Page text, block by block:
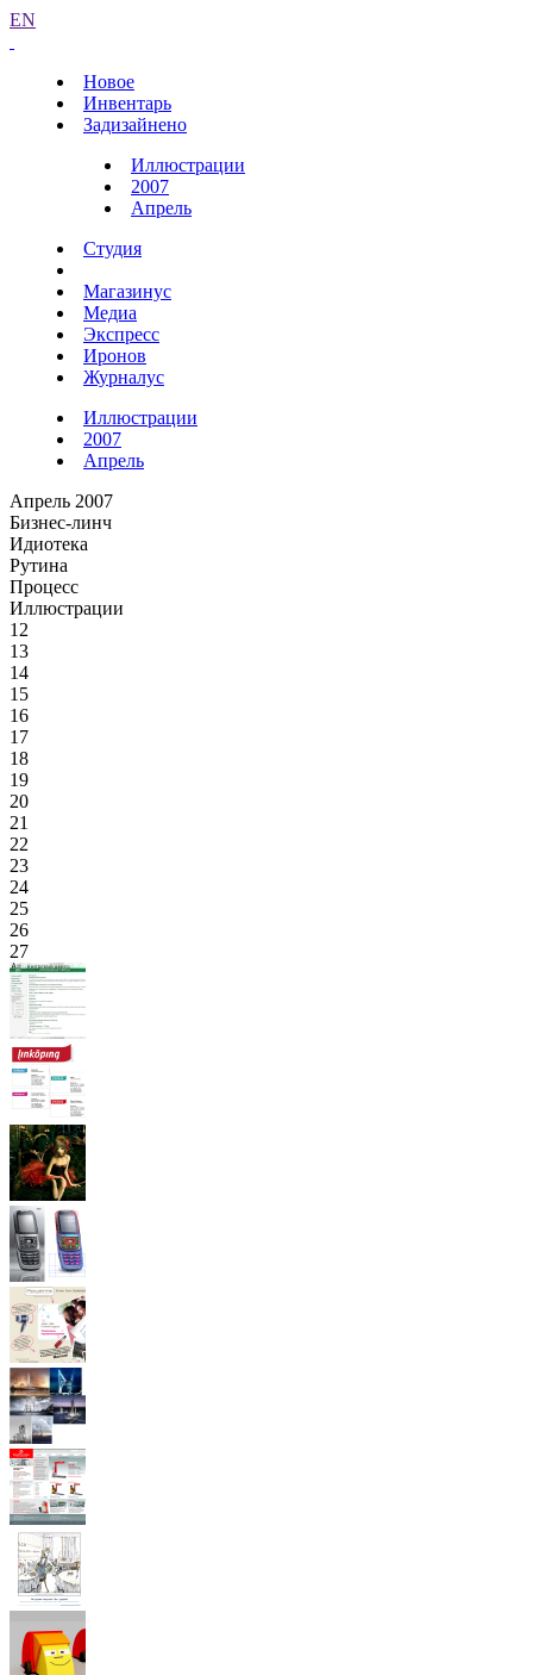
EN
Новое
Инвентарь
Задизайнено
Иллюстрации
2007
Апрель
Студия
Магазинус
Медиа
Экспресс
Иронов
Журналус
Иллюстрации
2007
Апрель
Апрель 2007
Бизнес-линч
Идиотека
Рутина
Процесс
Иллюстрации
12
13
14
15
16
17
18
19
20
21
22
23
24
25
26
27